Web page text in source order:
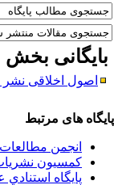
بخش
اصول اخلاقی نشر
های مرتبط
انجمن مطالعات
کمسیون نشریات
پايگاه استنادي